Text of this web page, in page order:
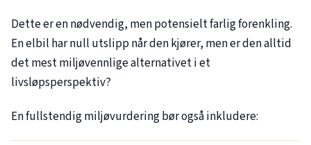
Dette er en nødvendig, men potensielt farlig forenkling.
En elbil har null utslipp når den kjører, men er den alltid
det mest miljøvennlige alternativet i et
livsløpsperspektiv?
En fullstendig miljøvurdering bør også inkludere: